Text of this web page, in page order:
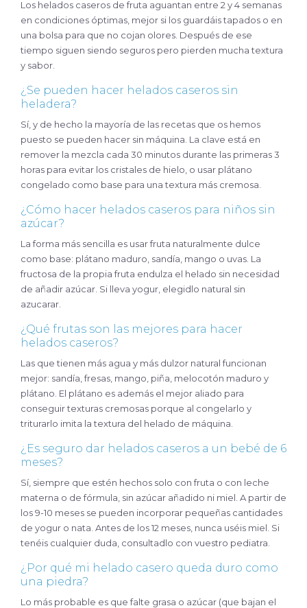
Los helados caseros de fruta aguantan entre 2 y 4 semanas
en condiciones óptimas, mejor si los guardáis tapados o en
una bolsa para que no cojan olores. Después de ese
tiempo siguen siendo seguros pero pierden mucha textura
y sabor.
¿Se pueden hacer helados caseros sin
heladera?
Sí, y de hecho la mayoría de las recetas que os hemos
puesto se pueden hacer sin máquina. La clave está en
remover la mezcla cada 30 minutos durante las primeras 3
horas para evitar los cristales de hielo, o usar plátano
congelado como base para una textura más cremosa.
¿Cómo hacer helados caseros para niños sin
azúcar?
La forma más sencilla es usar fruta naturalmente dulce
como base: plátano maduro, sandía, mango o uvas. La
fructosa de la propia fruta endulza el helado sin necesidad
de añadir azúcar. Si lleva yogur, elegidlo natural sin
azucarar.
¿Qué frutas son las mejores para hacer
helados caseros?
Las que tienen más agua y más dulzor natural funcionan
mejor: sandía, fresas, mango, piña, melocotón maduro y
plátano. El plátano es además el mejor aliado para
conseguir texturas cremosas porque al congelarlo y
triturarlo imita la textura del helado de máquina.
¿Es seguro dar helados caseros a un bebé de 6
meses?
Sí, siempre que estén hechos solo con fruta o con leche
materna o de fórmula, sin azúcar añadido ni miel. A partir de
los 9-10 meses se pueden incorporar pequeñas cantidades
de yogur o nata. Antes de los 12 meses, nunca uséis miel. Si
tenéis cualquier duda, consultadlo con vuestro pediatra.
¿Por qué mi helado casero queda duro como
una piedra?
Lo más probable es que falte grasa o azúcar (que bajan el